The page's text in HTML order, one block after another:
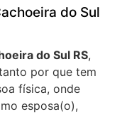
do Sul
do Sul RS,
por que tem
física, onde
esposa(o),